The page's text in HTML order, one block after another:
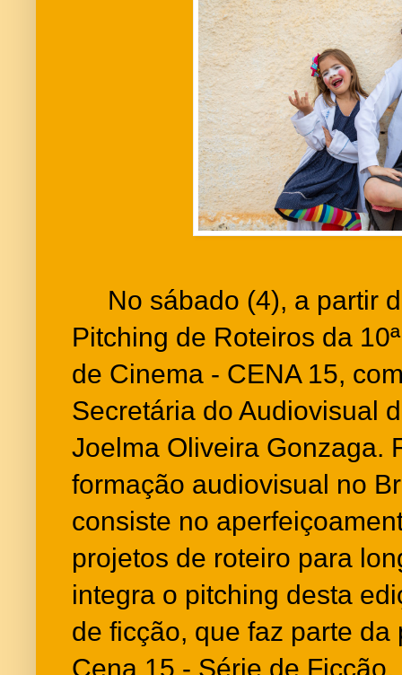
No sábado (4), a partir
Pitching de Roteiros da
de Cinema - CENA 15,
Secretária do Audiovisual
Joelma Oliveira Gonzaga.
formação audiovisual no
consiste no
projetos de roteiro para
integra o pitching desta
de ficção, que faz parte
Cena 15 - Série de